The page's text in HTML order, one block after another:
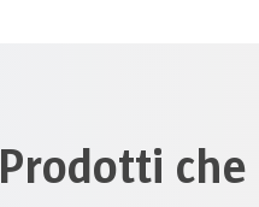
Prodotti